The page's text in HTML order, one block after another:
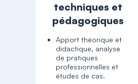
techniques et
pédagogiques
Apport théorique et
didactique, analyse
de pratiques
professionnelles et
études de cas.